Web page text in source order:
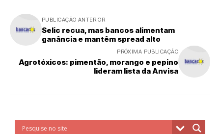
PUBLICAÇÃO ANTERIOR
Selic recua, mas bancos alimentam
ganância e mantêm spread alto
PRÓXIMA PUBLICAÇÃO
Agrotóxicos: pimentão, morango e pepino
lideram lista da Anvisa